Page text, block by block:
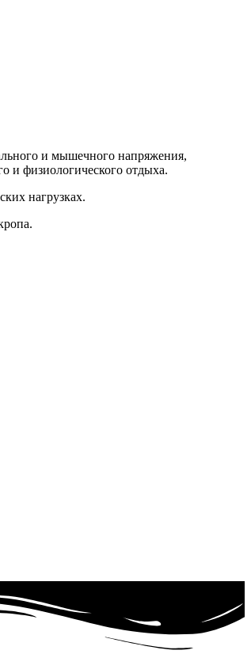
и мышечного напряжения,
и физиологического отдыха.
нагрузках.